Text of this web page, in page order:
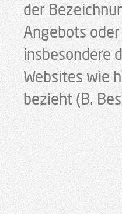
der
Angebots
insbesondere
Websites wie
bezieht (B.